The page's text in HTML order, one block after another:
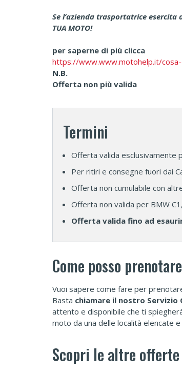
Se l’azienda trasportatrice esercita
TUA MOTO!
per saperne di più clicca
https://www.www.motohelp.it/
N.B.
Offerta non più valida
Termini
Offerta valida esclusivamente
Per ritiri e consegne fuori dai
Offerta non cumulabile con
Offerta non valida per BMW
Offerta valida fino ad
Come posso
Vuoi sapere come fare per
Basta chiamare il nostro Servizio
attento e disponibile che ti
moto da una delle località elencate
Scopri le altre offerte